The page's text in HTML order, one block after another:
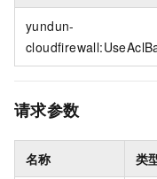
yundun-
请求参数
名称 类